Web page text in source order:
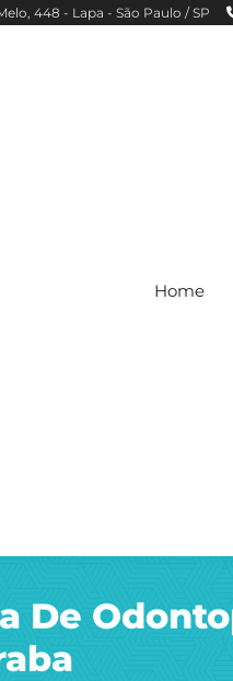
448 - Lapa - São Paulo / SP
Home
De